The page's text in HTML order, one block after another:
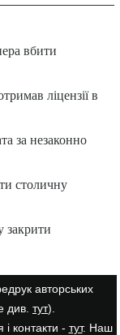
вбити
ліцензії в
за незаконно
столичну
закрити
авторських
див. тут).
контакти - тут. Наш